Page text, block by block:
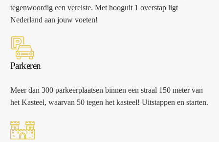
tegenwoordig een vereiste. Met hooguit 1 overstap ligt
Nederland aan jouw voeten!
Parkeren
Meer dan 300 parkeerplaatsen binnen een straal 150 meter van
het Kasteel, waarvan 50 tegen het kasteel! Uitstappen en starten.